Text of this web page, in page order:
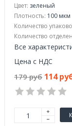
Цвет: зеленый
Плотность: 100 мкм
Количество
Количество
Все
Цена с НДС
179 руб 114